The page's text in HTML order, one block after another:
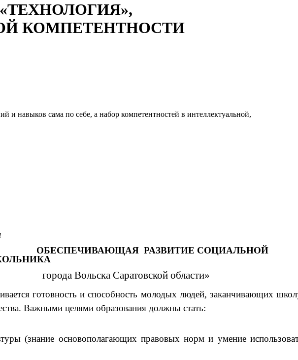
КОМПЕТЕНТНОСТИ
и навыков сама по себе, а набор компетентностей в интеллектуальной,
ОБЕСПЕЧИВАЮЩАЯ РАЗВИТИЕ СОЦИАЛЬНОЙ
Вольска Саратовской области»
готовность и способность молодых людей, заканчивающих
Важными целями образования должны стать:
(знание основополагающих правовых норм и умение